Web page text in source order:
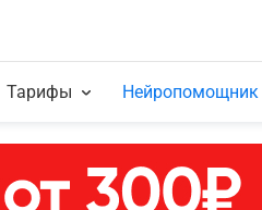
Тарифы Нейропомощник